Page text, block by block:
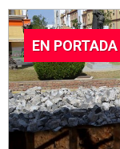
EN PORTADA